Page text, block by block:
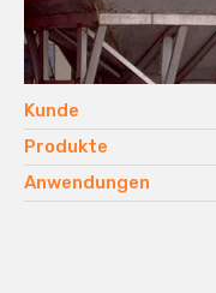
Kunde
Produkte
Anwendungen